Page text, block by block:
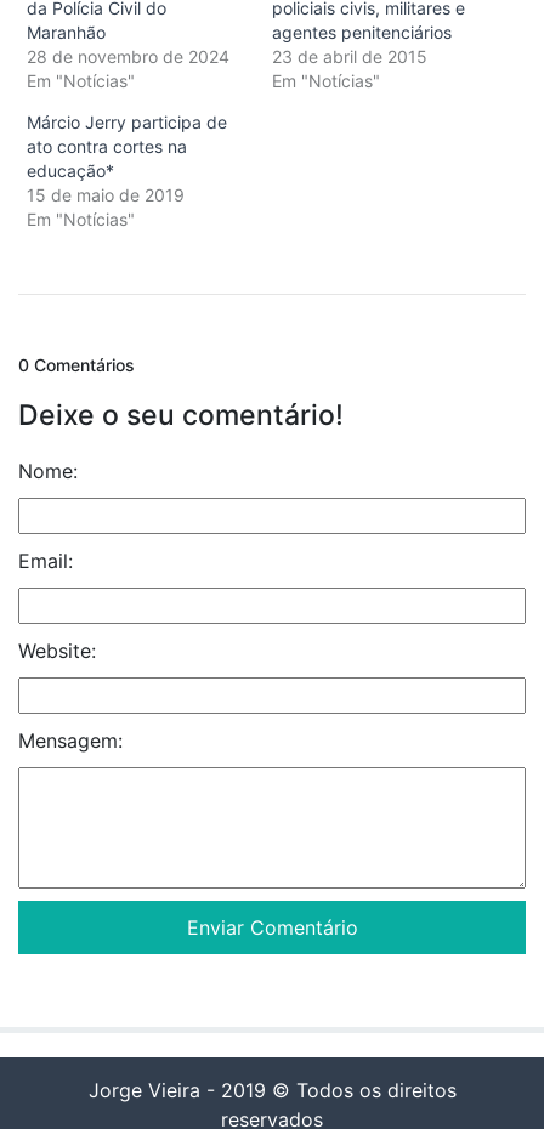
da Polícia Civil do
Maranhão
28 de novembro de 2024
Em "Notícias"
policiais civis, militares e
agentes penitenciários
23 de abril de 2015
Em "Notícias"
Márcio Jerry participa de
ato contra cortes na
educação*
15 de maio de 2019
Em "Notícias"
0 Comentários
Deixe o seu comentário!
Nome:
Email:
Website:
Mensagem:
Jorge Vieira - 2019 © Todos os direitos
reservados